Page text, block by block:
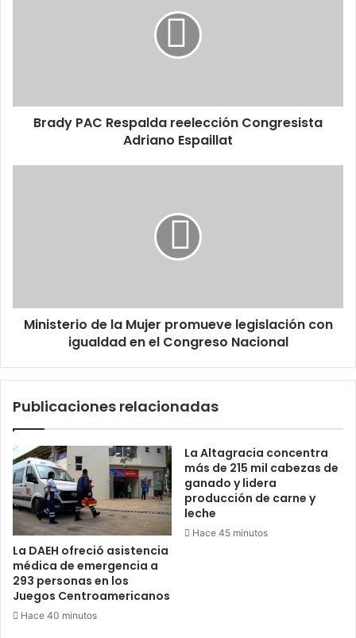
Brady PAC Respalda reelección Congresista
Adriano Espaillat
en
Ministerio de la Mujer promueve legislación con
igualdad en el Congreso Nacional
Publicaciones relacionadas
La DAEH ofreció asistencia
médica de emergencia a
293 personas en los
Juegos Centroamericanos
Hace 40 minutos
La Altagracia concentra
más de 215 mil cabezas de
ganado y lidera
producción de carne y
leche
Hace 45 minutos